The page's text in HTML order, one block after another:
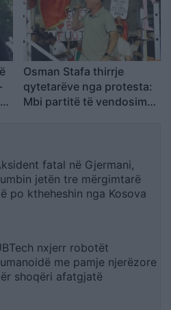
Osman Stafa thirrje
qytetarëve nga protesta:
Mbi partitë të vendosim
fatal në Gjermani,
jetën tre mërgimtarë
po ktheheshin nga Kosova
nxjerr robotët
me pamje njerëzore
shoqëri afatgjatë